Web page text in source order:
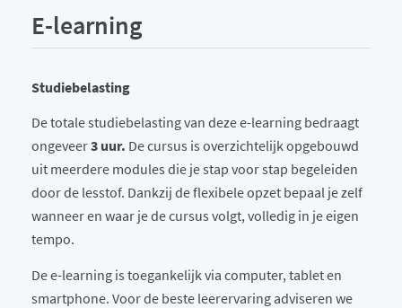
E-learning
Studiebelasting
De totale studiebelasting van deze e-learning bedraagt
ongeveer3 uur. De cursus is overzichtelijk opgebouwd
uit meerdere modules die je stap voor stap begeleiden
door de lesstof. Dankzij de flexibele opzet bepaal je zelf
wanneer en waar je de cursus volgt, volledig in je eigen
tempo.
De e-learning is toegankelijk via computer, tablet en
smartphone. Voor de beste leerervaring adviseren we